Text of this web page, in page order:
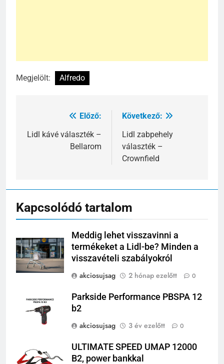
Megjelölt: Alfredo
Bejegyzés
navigáció
Előző:
Lidl kávé választék –
Bellarom
Következő:
Lidl zabpehely
választék –
Crownfield
Kapcsolódó tartalom
Meddig lehet visszavinni a
termékeket a Lidl-be? Minden a
visszavételi szabályokról
akciosujsag
2 hónap ezelőtt 0
Parkside Performance PBSPA 12
b2
akciosujsag
3 év ezelőtt 0
ULTIMATE SPEED UMAP 12000
B2, power bankkal